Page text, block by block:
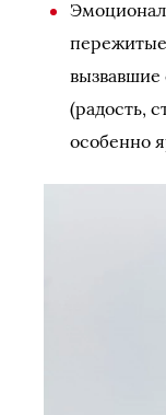
(радость,
особенно